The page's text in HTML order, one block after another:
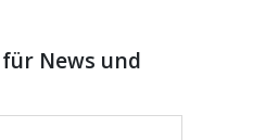
News und